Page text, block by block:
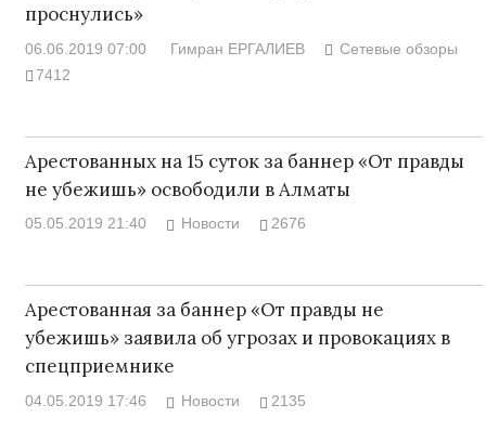
проснулись»
06.06.2019 07:00 Гимран ЕРГАЛИЕВ
Сетевые обзоры
7412
Арестованных на 15 суток за баннер «От правды
не убежишь» освободили в Алматы
05.05.2019 21:40 Новости 2676
Арестованная за баннер «От правды не
убежишь» заявила об угрозах и провокациях в
спецприемнике
04.05.2019 17:46 Новости 2135